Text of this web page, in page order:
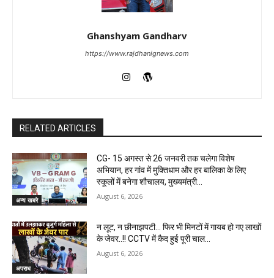
Ghanshyam Gandharv
https://www.rajdhanignews.com
RELATED ARTICLES
अन्य खबरे
CG- 15 अगस्त से 26 जनवरी तक चलेगा विशेष
अभियान, हर गांव में मुक्तिधाम और हर बालिका के लिए
स्कूलों में बनेगा शौचालय, मुख्यमंत्री...
August 6, 2026
अपराध
न लूट, न छीनाझपटी… फिर भी मिनटों में गायब हो गए लाखों
के जेवर..!! CCTV में कैद हुई पूरी चाल…
August 6, 2026